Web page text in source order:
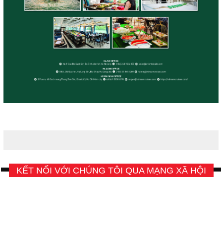
KẾT NỐI VỚI CHÚNG TÔI QUA MẠNG XÃ HỘI